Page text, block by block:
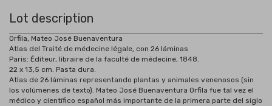
Lot description
Orfila, Mateo José Buenaventura
Atlas del Traité de médecine légale, con 26 láminas
Paris: Éditeur, libraire de la faculté de médecine, 1848.
22 x 13,5 cm. Pasta dura.
Atlas de 26 láminas representando plantas y animales venenosos (sin
los volúmenes de texto). Mateo José Buenaventura Orfila fue tal vez el
médico y científico español más importante de la primera parte del siglo